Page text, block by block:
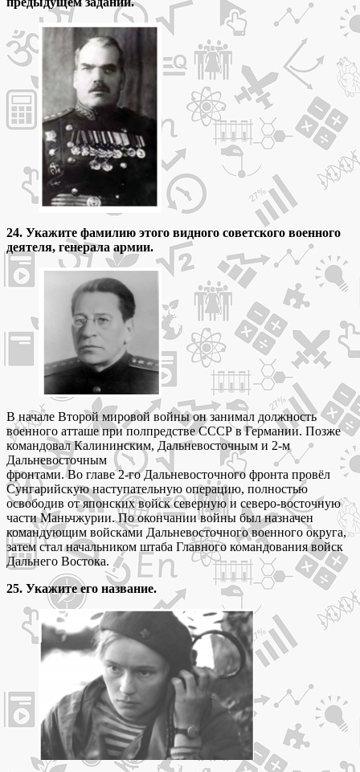
24. Укажите фамилию этого видного советского военного
деятеля, генерала армии.
В начале Второй мировой войны он занимал должность
военного атташе при полпредстве СССР в Германии. Позже
командовал Калининским, Дальневосточным и 2-м
Дальневосточным
фронтами. Во главе 2-го Дальневосточного фронта провёл
Сунгарийскую наступательную операцию, полностью
освободив от японских войск северную и северо-восточную
части Маньчжурии. По окончании войны был назначен
командующим войсками Дальневосточного военного округа,
затем стал начальником штаба Главного командования войск
Дальнего Востока.
25. Укажите его название.